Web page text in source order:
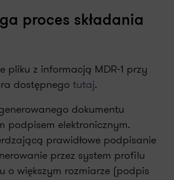
proces składania
pliku z informacją MDR-1 przy
dostępnego tutaj.
dokumentu
podpisem elektronicznym.
prawidłowe podpisanie
przez system profilu
o większym rozmiarze (podpis